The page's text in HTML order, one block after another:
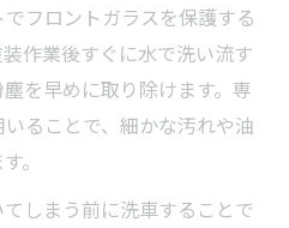
フロントガラスを保護する
作業後すぐに水で洗い流す
を早めに取り除けます。専
ることで、細かな汚れや油
。
しまう前に洗車することで